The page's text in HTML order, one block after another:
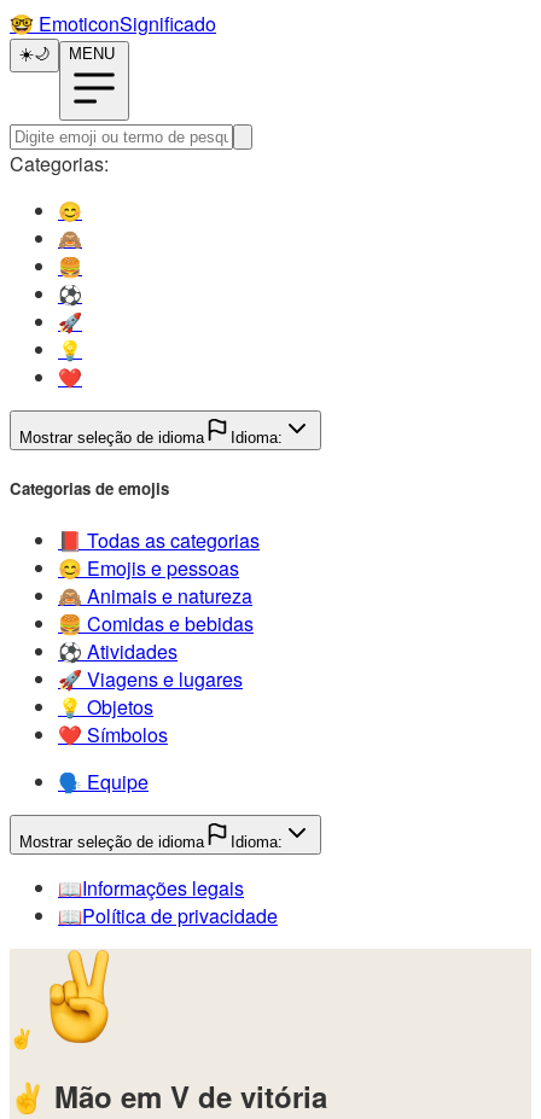
🤓️ EmoticonSignificado
☀️🌙 MENU
Categorias:
😊️
🙈️
🍔️
⚽️
🚀️
💡️
❤️
Mostrar seleção de idioma Idioma:
Categorias de emojis
📕️ Todas as categorias
😊️ Emojis e pessoas
🙈️ Animais e natureza
🍔️ Comidas e bebidas
⚽️ Atividades
🚀️ Viagens e lugares
💡️ Objetos
❤️ Símbolos
🗣️ Equipe
Mostrar seleção de idioma Idioma:
📖️Informações legais
📖️Política de privacidade
✌️
✌️ Mão em V de vitória